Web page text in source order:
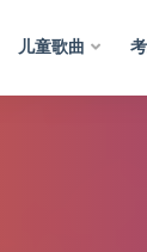
儿童歌曲